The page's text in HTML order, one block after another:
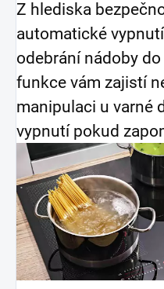
Z hlediska
automatické
odebrání nádoby
funkce vám zajistí
manipulaci u varné
vypnutí pokud